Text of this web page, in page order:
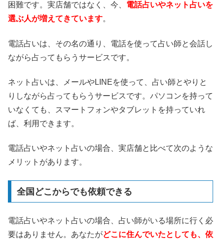
困難です。実店舗ではなく、今、 電話占いやネット占いを
選ぶ人が増えてきています。
電話占いは、その名の通り、電話を使って占い師と会話し
ながら占ってもらうサービスです。
ネット占いは、メールやLINEを使って、占い師とやりと
りしながら占ってもらうサービスです。パソコンを持って
いなくても、スマートフォンやタブレットを持っていれ
ば、利用できます。
電話占いやネット占いの場合、実店舗と比べて次のような
メリットがあります。
全国どこからでも依頼できる
電話占いやネット占いの場合、占い師がいる場所に行く必
要はありません。あなたがどこに住んでいたとしても、依